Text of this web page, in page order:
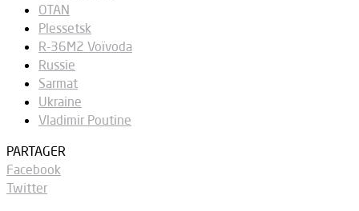
OTAN
Plessetsk
R-36M2 Voïvoda
Russie
Sarmat
Ukraine
Vladimir Poutine
PARTAGER
Facebook
Twitter